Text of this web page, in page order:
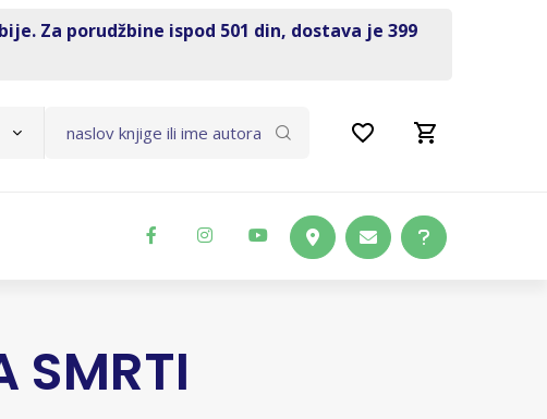
Za porudžbine ispod 501 din, dostava je 399
SMRTI